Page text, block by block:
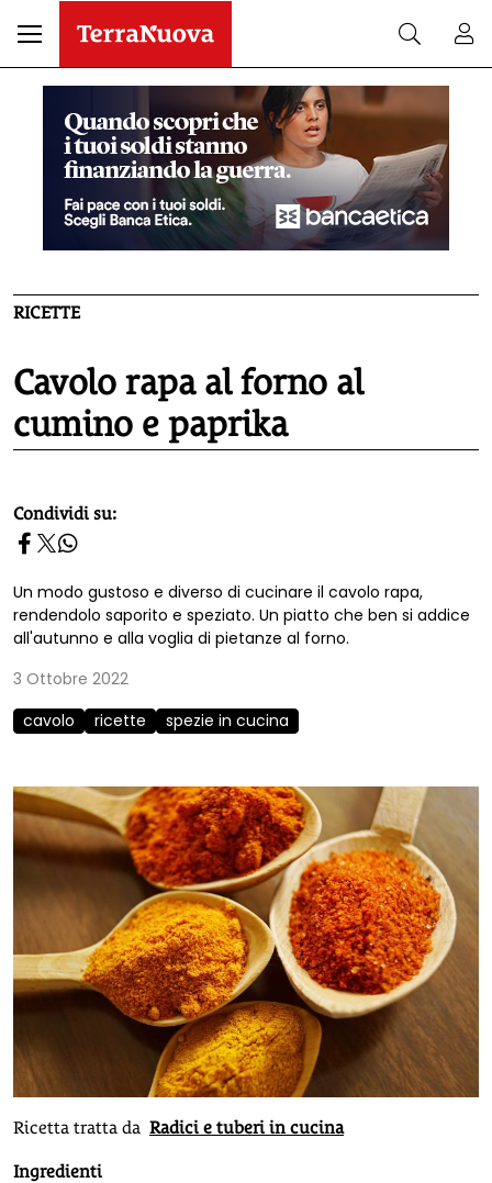
RICETTE
Cavolo rapa al forno al
cumino e paprika
homepage h2
Condividi su:
Un modo gustoso e diverso di cucinare il cavolo rapa,
rendendolo saporito e speziato. Un piatto che ben si addice
all'autunno e alla voglia di pietanze al forno.
3 Ottobre 2022
cavolo
ricette spezie in cucina
Ricetta tratta da Radici e tuberi in cucina
Ingredienti